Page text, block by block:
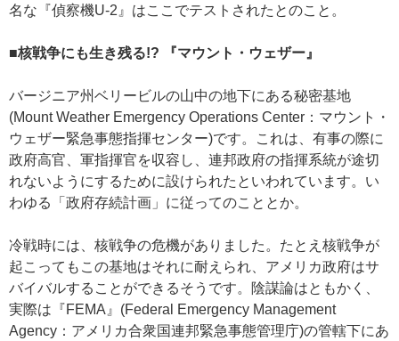
名な『偵察機U-2』はここでテストされたとのこと。
■核戦争にも生き残る!? 『マウント・ウェザー』
バージニア州ベリービルの山中の地下にある秘密基地
(Mount Weather Emergency Operations Center：マウント・
ウェザー緊急事態指揮センター)です。これは、有事の際に
政府高官、軍指揮官を収容し、連邦政府の指揮系統が途切
れないようにするために設けられたといわれています。い
わゆる「政府存続計画」に従ってのこととか。
冷戦時には、核戦争の危機がありました。たとえ核戦争が
起こってもこの基地はそれに耐えられ、アメリカ政府はサ
バイバルすることができるそうです。陰謀論はともかく、
実際は『FEMA』(Federal Emergency Management
Agency：アメリカ合衆国連邦緊急事態管理庁)の管轄下にあ